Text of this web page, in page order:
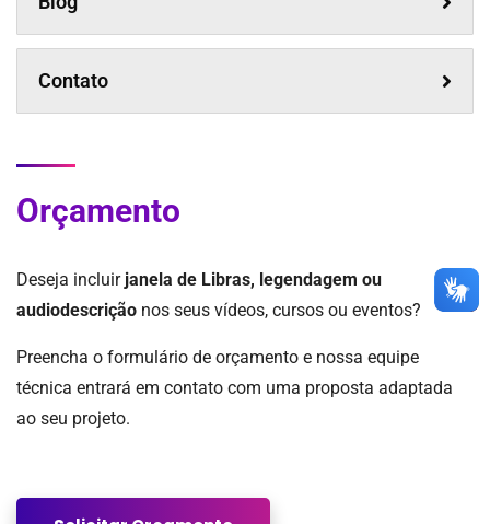
Contato
Orçamento
Deseja incluirjanela de Libras, legendagem ou
audiodescrição nos seus vídeos, cursos ou eventos?
Preencha o formulário de orçamento e nossa equipe
técnica entrará em contato com uma proposta adaptada
ao seu projeto.